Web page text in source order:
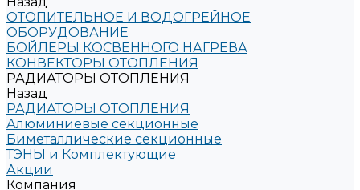
ОТОПИТЕЛЬНОЕ И ВОДОГРЕЙНОЕ
ОБОРУДОВАНИЕ
БОЙЛЕРЫ КОСВЕННОГО НАГРЕВА
КОНВЕКТОРЫ ОТОПЛЕНИЯ
РАДИАТОРЫ ОТОПЛЕНИЯ
Назад
РАДИАТОРЫ ОТОПЛЕНИЯ
Алюминиевые секционные
Биметаллические секционные
ТЭНЫ и Комплектующие
Акции
Компания